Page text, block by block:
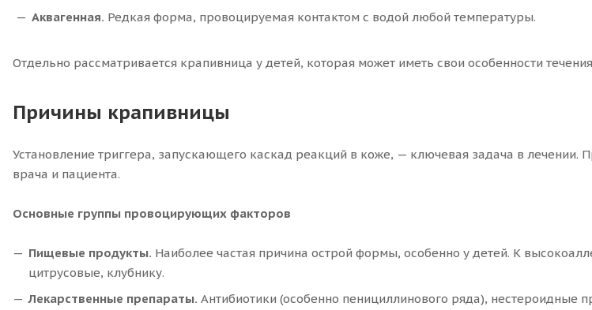
Аквагенная. Редкая форма, провоцируемая контактом с водой любой температуры.
Отдельно рассматривается крапивница у детей, которая может иметь свои особенности
Причины крапивницы
Установление триггера, запускающего каскад реакций в коже, — ключевая задача в
врача и пациента.
Основные группы провоцирующих факторов
Пищевые продукты. Наиболее частая причина острой формы, особенно у детей. К
цитрусовые, клубнику.
Лекарственные препараты. Антибиотики (особенно пенициллинового ряда), нестероидные